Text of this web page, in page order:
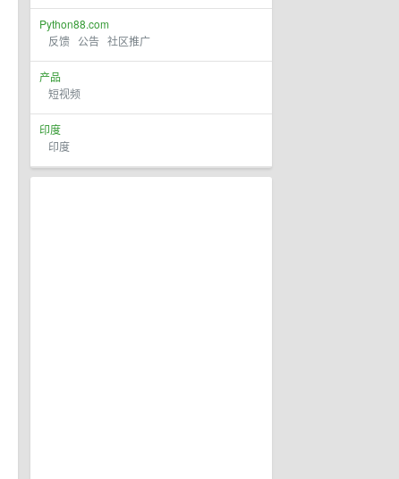
Python88.com
反馈 公告 社区推广
产品
短视频
印度
印度